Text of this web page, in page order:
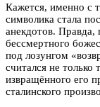
Кажется, именно с
символика стала
анекдотов. Правда,
бессмертного
под лозунгом
считался не
извращённого его
сталинского